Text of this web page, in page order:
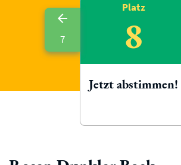
7
Platz
8
Jetzt abstimmen!